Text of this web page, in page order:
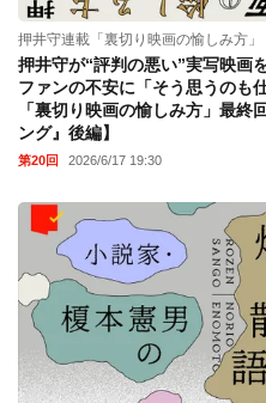
押井守連載「裏切り映画の愉しみ方」
押井守が“評判の悪い”実写映画
ファンの不安に「そう思うのも
「裏切り映画の愉しみ方」最終
ング』後編】
第20回 2026/6/17 19:30